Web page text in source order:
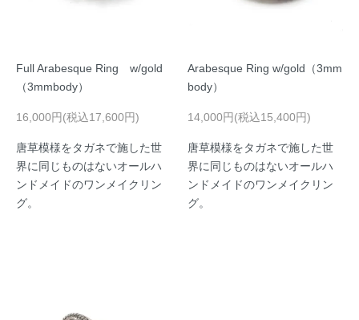
Full Arabesque Ring w/gold
（3mmbody）
16,000円(税込17,600円)
唐草模様をタガネで施した世
界に同じものはないオールハ
ンドメイドのワンメイクリン
グ。
Arabesque Ring w/gold（3mm
body）
14,000円(税込15,400円)
唐草模様をタガネで施した世
界に同じものはないオールハ
ンドメイドのワンメイクリン
グ。